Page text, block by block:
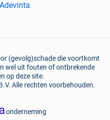
Adevinta
(gevolg)schade die voortkomt
wel uit fouten of ontbrekende
op deze site.
Alle rechten voorbehouden.
onderneming